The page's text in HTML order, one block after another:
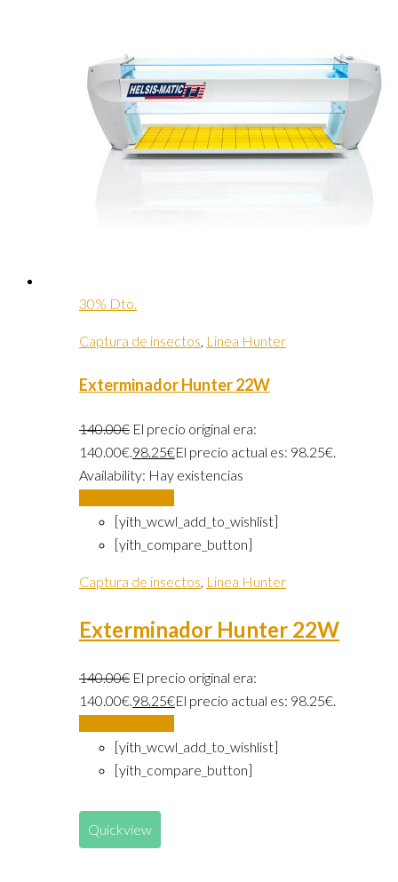
30% Dto.
Captura de insectos, Linea Hunter
Exterminador Hunter 22W
140.00€ El precio original era:
140.00€.98.25€El precio actual es: 98.25€.
Availability: Hay existencias
[yith_wcwl_add_to_wishlist]
[yith_compare_button]
Captura de insectos, Linea Hunter
Exterminador Hunter 22W
140.00€ El precio original era:
140.00€.98.25€El precio actual es: 98.25€.
[yith_wcwl_add_to_wishlist]
[yith_compare_button]
Quickview